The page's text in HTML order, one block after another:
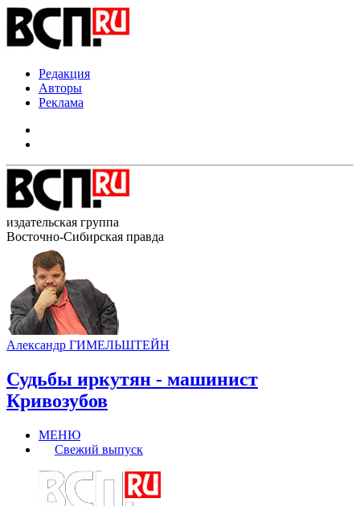
Редакция
Авторы
Реклама
издательская группа
Восточно-Сибирская правда
Александр ГИМЕЛЬШТЕЙН
Судьбы иркутян - машинист
Кривозубов
МЕНЮ
Свежий выпуск